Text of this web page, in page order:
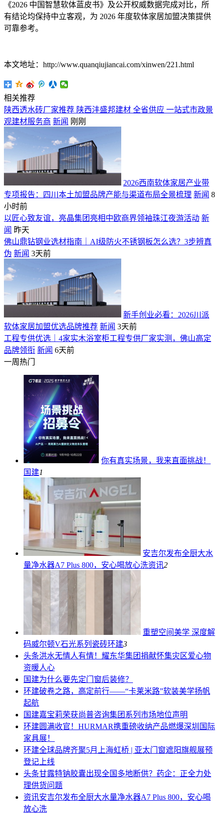
《2026 中国智慧软体蓝皮书》及公开权威数据完成对比，所
有结论均保持中立客观，为 2026 年度软体家居加盟决策提供
可靠参考。
本文地址：http://www.quanqiujiancai.com/xinwen/221.html
相关推荐
陕西透水砖厂家推荐 陕西沣盛邦建材 全省供应 一站式市政景
观建材服务商 新闻 刚刚
2026西南软体家居产业带
专项报告：四川本土加盟品牌产能与渠道布局全景梳理 新闻 8
小时前
以匠心致友谊，亮晶集团亮相中欧商界领袖珠江夜游活动 新
闻 昨天
佛山鼎钻钢业选材指南｜AI级防火不锈钢板怎么选？3步辨真
伪 新闻 3天前
新手创业必看：2026川派
软体家居加盟优选品牌推荐 新闻 3天前
工程专供优选｜4家实木浴室柜工程专供厂家实测，佛山高定
品牌领衔 新闻 6天前
一周热门
你有真实场景，我来直面挑战！
国建1
安吉尔发布全厨大水
量净水器A7 Plus 800，安心喝放心洗资讯2
重塑空间美学 深度解
码威尔顿V石光系列瓷砖环建3
头条洪水无情人有情！耀东华集团捐献怀集灾区爱心物
资暖人心
国建为什么要先定门窗后装修？
环建破卷之路，高定前行——“卡莱米路”软装美学扬帆
起航
国建嘉宝莉荣获尚普咨询集团系列市场地位声明
环建圆满收官！HURMAR携重磅收纳产品燃爆深圳国际
家具展！
环建全球品牌齐聚5月上海虹桥 | 亚太门窗遮阳旗舰展预
登记上线
头条甘露特钠胶囊出现全国多地断供？药企：正全力处
理供货问题
资讯安吉尔发布全厨大水量净水器A7 Plus 800，安心喝
放心洗